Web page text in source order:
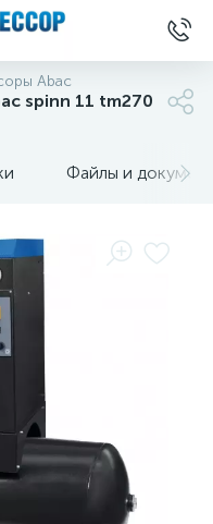
Abac
spinn 11 tm270
Файлы и